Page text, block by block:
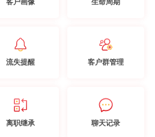
流失提醒 客户群管理
离职继承 聊天记录